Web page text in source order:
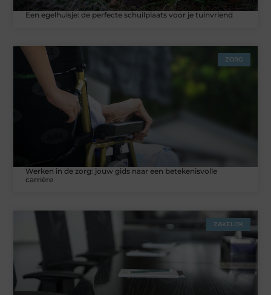
Een egelhuisje: de perfecte schuilplaats voor je tuinvriend
ZORG
Werken in de zorg: jouw gids naar een betekenisvolle
carrière
ZAKELIJK